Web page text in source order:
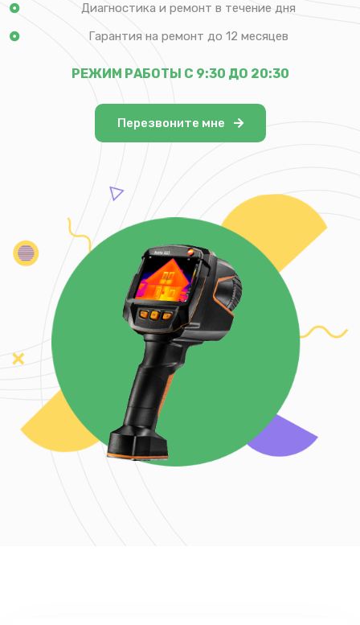
Диагностика и ремонт в течение дня
Гарантия на ремонт до 12 месяцев
РЕЖИМ РАБОТЫ С 9:30 ДО 20:30
Перезвоните мне